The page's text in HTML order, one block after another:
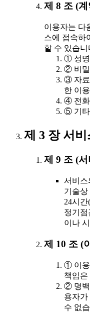
제 8 조 (
이용자는 다
스에 접속하
할 수 있습니
① 성명
② 비밀
③ 자료
한 이
④ 전화
⑤ 기타
제 3 장 서
제 9 조 (
서비스
기술상
24시
정기
이나
제 10 조 (
① 이용
책임은
② 명백
용자
수 없